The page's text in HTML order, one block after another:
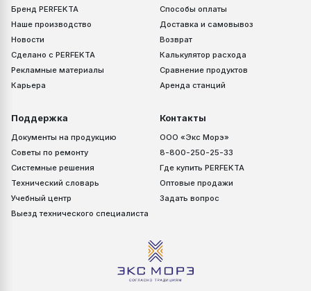
Бренд PERFEKTA
Наше производство
Новости
Сделано с PERFEKTA
Рекламные материалы
Карьера
Способы оплаты
Доставка и самовывоз
Возврат
Калькулятор расхода
Сравнение продуктов
Аренда станций
Поддержка
Документы на продукцию
Советы по ремонту
Системные решения
Технический словарь
Учебный центр
Выезд технического специалиста
Контакты
ООО «Экс Морэ»
8-800-250-25-33
Где купить PERFEKTA
Оптовые продажи
Задать вопрос